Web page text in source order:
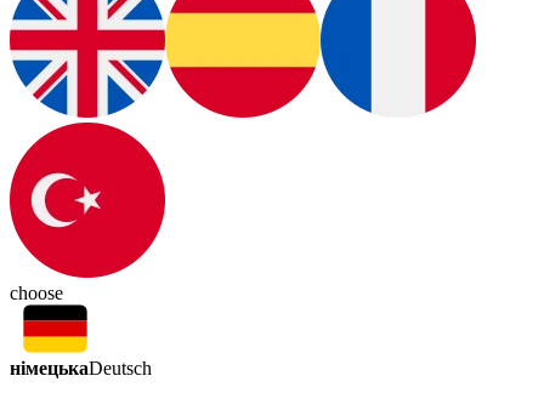
choose
німецькаDeutsch